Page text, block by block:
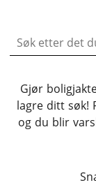
Gjør
lagre ditt søk!
og du blir